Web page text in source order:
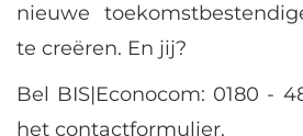
nieuwe
te creëren. En jij?
Bel BIS|Econocom: 0180 -
het contactformulier.